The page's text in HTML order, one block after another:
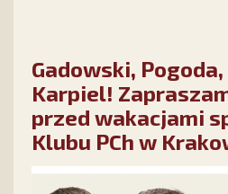
pokona wszelkie
Gadowski,
Karpiel!
przed wakacjami
Klubu PCh w